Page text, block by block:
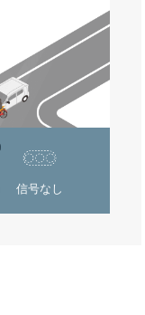
信号なし